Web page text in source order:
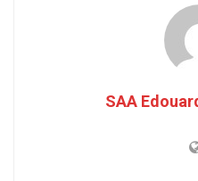
SAA